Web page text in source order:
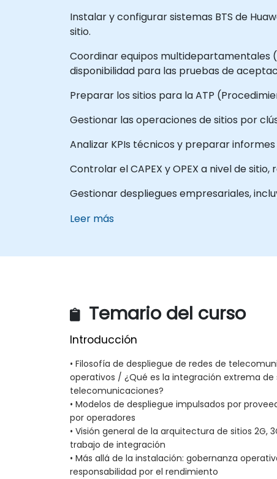
Instalar y configurar sistemas BTS de
sitio.
Coordinar equipos multidepartamentales
disponibilidad para las pruebas de
Preparar los sitios para la ATP
Gestionar las operaciones de sitios por
Analizar KPIs técnicos y preparar
Controlar el CAPEX y OPEX a nivel de
Gestionar despliegues empresariales,
Leer más
Temario del curso
Introducción
• Filosofía de despliegue de redes de
operativos / ¿Qué es la integración extrema de
telecomunicaciones?
• Modelos de despliegue impulsados por
por operadores
• Visión general de la arquitectura de sitios 2G,
trabajo de integración
• Más allá de la instalación: gobernanza
responsabilidad por el rendimiento